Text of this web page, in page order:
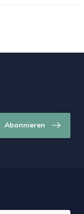
Abonnieren